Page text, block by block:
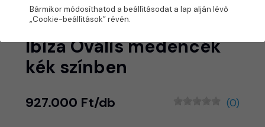
Ibiza Ovális medencék
kék színben
927.000 Ft/db (0)
Bármikor módosíthatod a beállításodat a lap alján lévő
„Cookie-beállítások” révén.